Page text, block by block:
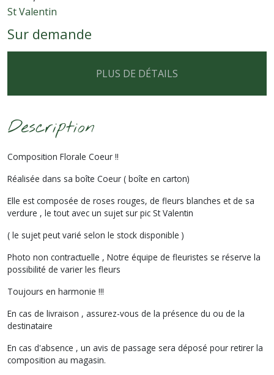
St Valentin
Sur demande
PLUS DE DÉTAILS
Description
Composition Florale Coeur !!
Réalisée dans sa boîte Coeur ( boîte en carton)
Elle est composée de roses rouges, de fleurs blanches et de sa
verdure , le tout avec un sujet sur pic St Valentin
( le sujet peut varié selon le stock disponible )
Photo non contractuelle , Notre équipe de fleuristes se réserve la
possibilité de varier les fleurs
Toujours en harmonie !!!
En cas de livraison , assurez-vous de la présence du ou de la
destinataire
En cas d'absence , un avis de passage sera déposé pour retirer la
composition au magasin.